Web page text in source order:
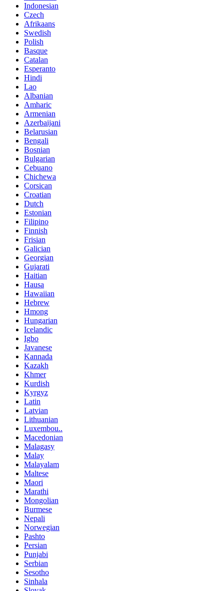
Indonesian
Czech
Afrikaans
Swedish
Polish
Basque
Catalan
Esperanto
Hindi
Lao
Albanian
Amharic
Armenian
Azerbaijani
Belarusian
Bengali
Bosnian
Bulgarian
Cebuano
Chichewa
Corsican
Croatian
Dutch
Estonian
Filipino
Finnish
Frisian
Galician
Georgian
Gujarati
Haitian
Hausa
Hawaiian
Hebrew
Hmong
Hungarian
Icelandic
Igbo
Javanese
Kannada
Kazakh
Khmer
Kurdish
Kyrgyz
Latin
Latvian
Lithuanian
Luxembou..
Macedonian
Malagasy
Malay
Malayalam
Maltese
Maori
Marathi
Mongolian
Burmese
Nepali
Norwegian
Pashto
Persian
Punjabi
Serbian
Sesotho
Sinhala